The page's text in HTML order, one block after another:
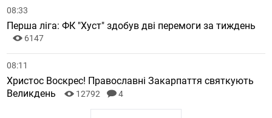
08:33
Перша ліга: ФК "Хуст" здобув дві перемоги за тиждень
6147
08:11
Христос Воскрес! Православні Закарпаття святкують
Великдень
12792 4